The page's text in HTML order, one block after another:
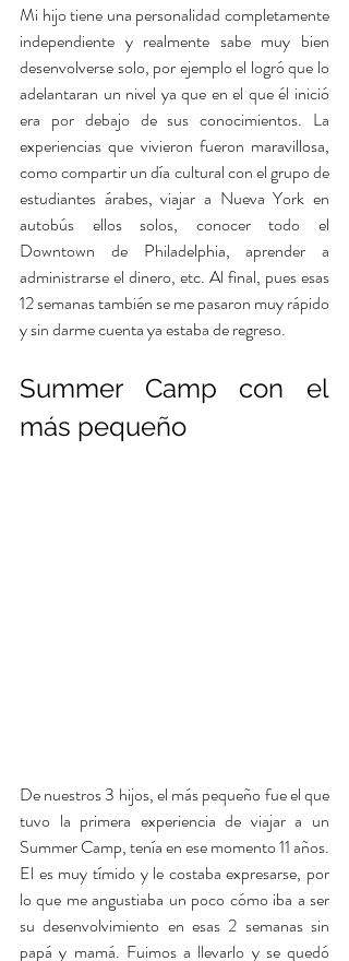
Mi hijo tiene una personalidad completamente
independiente y realmente sabe muy bien
desenvolverse solo, por ejemplo el logró que lo
adelantaran un nivel ya que en el que él inició
era por debajo de sus conocimientos. La
experiencias que vivieron fueron maravillosa,
como compartir un día cultural con el grupo de
estudiantes árabes, viajar a Nueva York en
autobús ellos solos, conocer todo el
Downtown de Philadelphia, aprender a
administrarse el dinero, etc. Al final, pues esas
12 semanas también se me pasaron muy rápido
y sin darme cuenta ya estaba de regreso.
Summer Camp con el
más pequeño
De nuestros 3 hijos, el más pequeño fue el que
tuvo la primera experiencia de viajar a un
Summer Camp, tenía en ese momento 11 años.
El es muy tímido y le costaba expresarse, por
lo que me angustiaba un poco cómo iba a ser
su desenvolvimiento en esas 2 semanas sin
papá y mamá. Fuimos a llevarlo y se quedó